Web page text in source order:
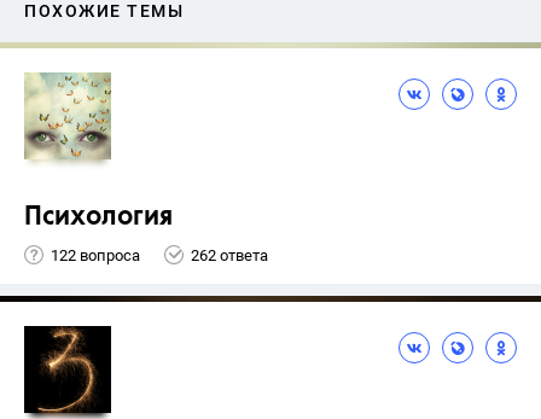
ПОХОЖИЕ ТЕМЫ
Психология
122 вопроса 262 ответа